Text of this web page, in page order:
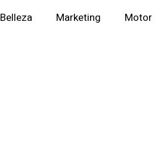
Belleza Marketing Motor